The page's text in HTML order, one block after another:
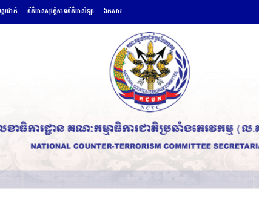
រជាតិ ព័ត៌មានសុវត្ថិភាពព័ត៌មានវិទ្យា ឯកសារ